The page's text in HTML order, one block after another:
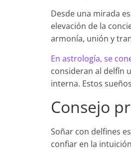
Desde una mirada
elevación de la
armonía, unión y
En astrología, se
consideran al delfín
interna. Estos
Consejo
Soñar con delfines
confiar en la